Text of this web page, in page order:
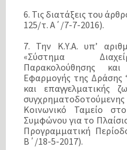
6. Τις διατάξεις του
125/τ. Α΄/7-7-2016).
7. Την Κ.Υ.Α. υπ’
«Σύστημα
Παρακολούθησης
Εφαρμογής της Δράσης
και επαγγελματικής
Κοινωνικό Ταμείο
Συμφώνου για το
Προγραμματική
Β΄/18-5-2017).